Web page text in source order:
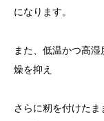
になります。
また、低温かつ高
燥を抑え
さらに籾を付けた